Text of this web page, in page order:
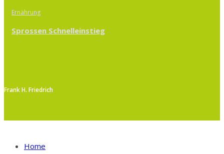
Ernährung
Sprossen Schnelleinstieg
Frank H. Friedrich
Home